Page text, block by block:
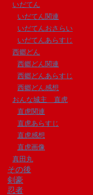
いだてん
いだてん関連
いだてんおさらい
いだてんあらすじ
西郷どん
西郷どん関連
西郷どんあらすじ
西郷どん感想
おんな城主 直虎
直虎関連
直虎あらすじ
直虎感想
直虎画像
真田丸
その後
剣豪
忍者